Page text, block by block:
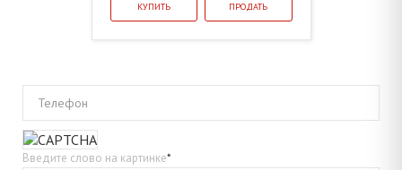
КУПИТЬ ПРОДАТЬ
Телефон
Введите слово на картинке*